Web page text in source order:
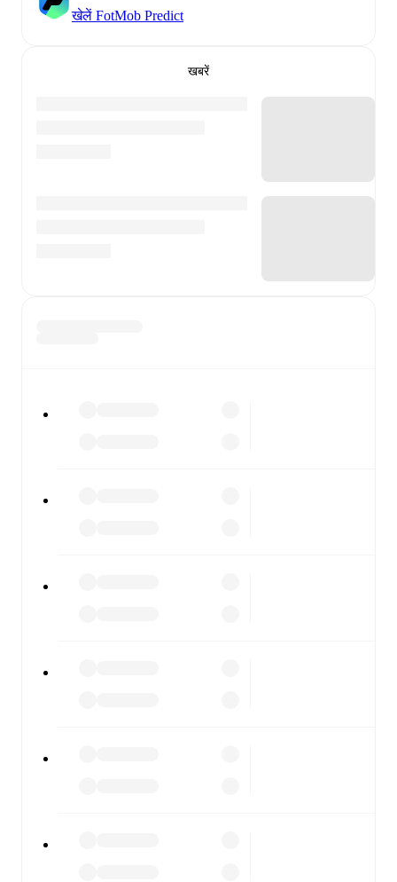
खेलें FotMob Predict
खबरें